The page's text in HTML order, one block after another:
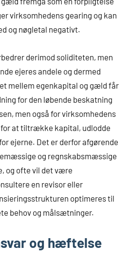
virksomhedens gearing og kan
og nøgletal negativt.
derimod soliditeten, men
ejeres andele og dermed
mellem egenkapital og gæld får
for den løbende beskatning
men også for virksomhedens
at tiltrække kapital, udlodde
ejerne. Det er derfor afgørende
og regnskabsmæssige
og ofte vil det være
en revisor eller
optimeres til
behov og målsætninger.
og hæftelse